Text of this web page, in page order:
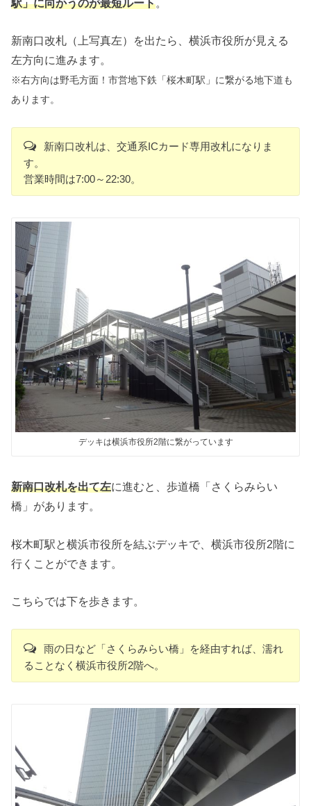
駅」に向かうのが最短ルート。
新南口改札（上写真左）を出たら、横浜市役所が見える
左方向に進みます。
※右方向は野毛方面！市営地下鉄「桜木町駅」に繋がる地下道も
あります。
新南口改札は、交通系ICカード専用改札になりま
す。
営業時間は7:00～22:30。
デッキは横浜市役所2階に繋がっています
新南口改札を出て左に進むと、歩道橋「さくらみらい
橋」があります。
桜木町駅と横浜市役所を結ぶデッキで、横浜市役所2階に
行くことができます。
こちらでは下を歩きます。
雨の日など「さくらみらい橋」を経由すれば、濡れ
ることなく横浜市役所2階へ。